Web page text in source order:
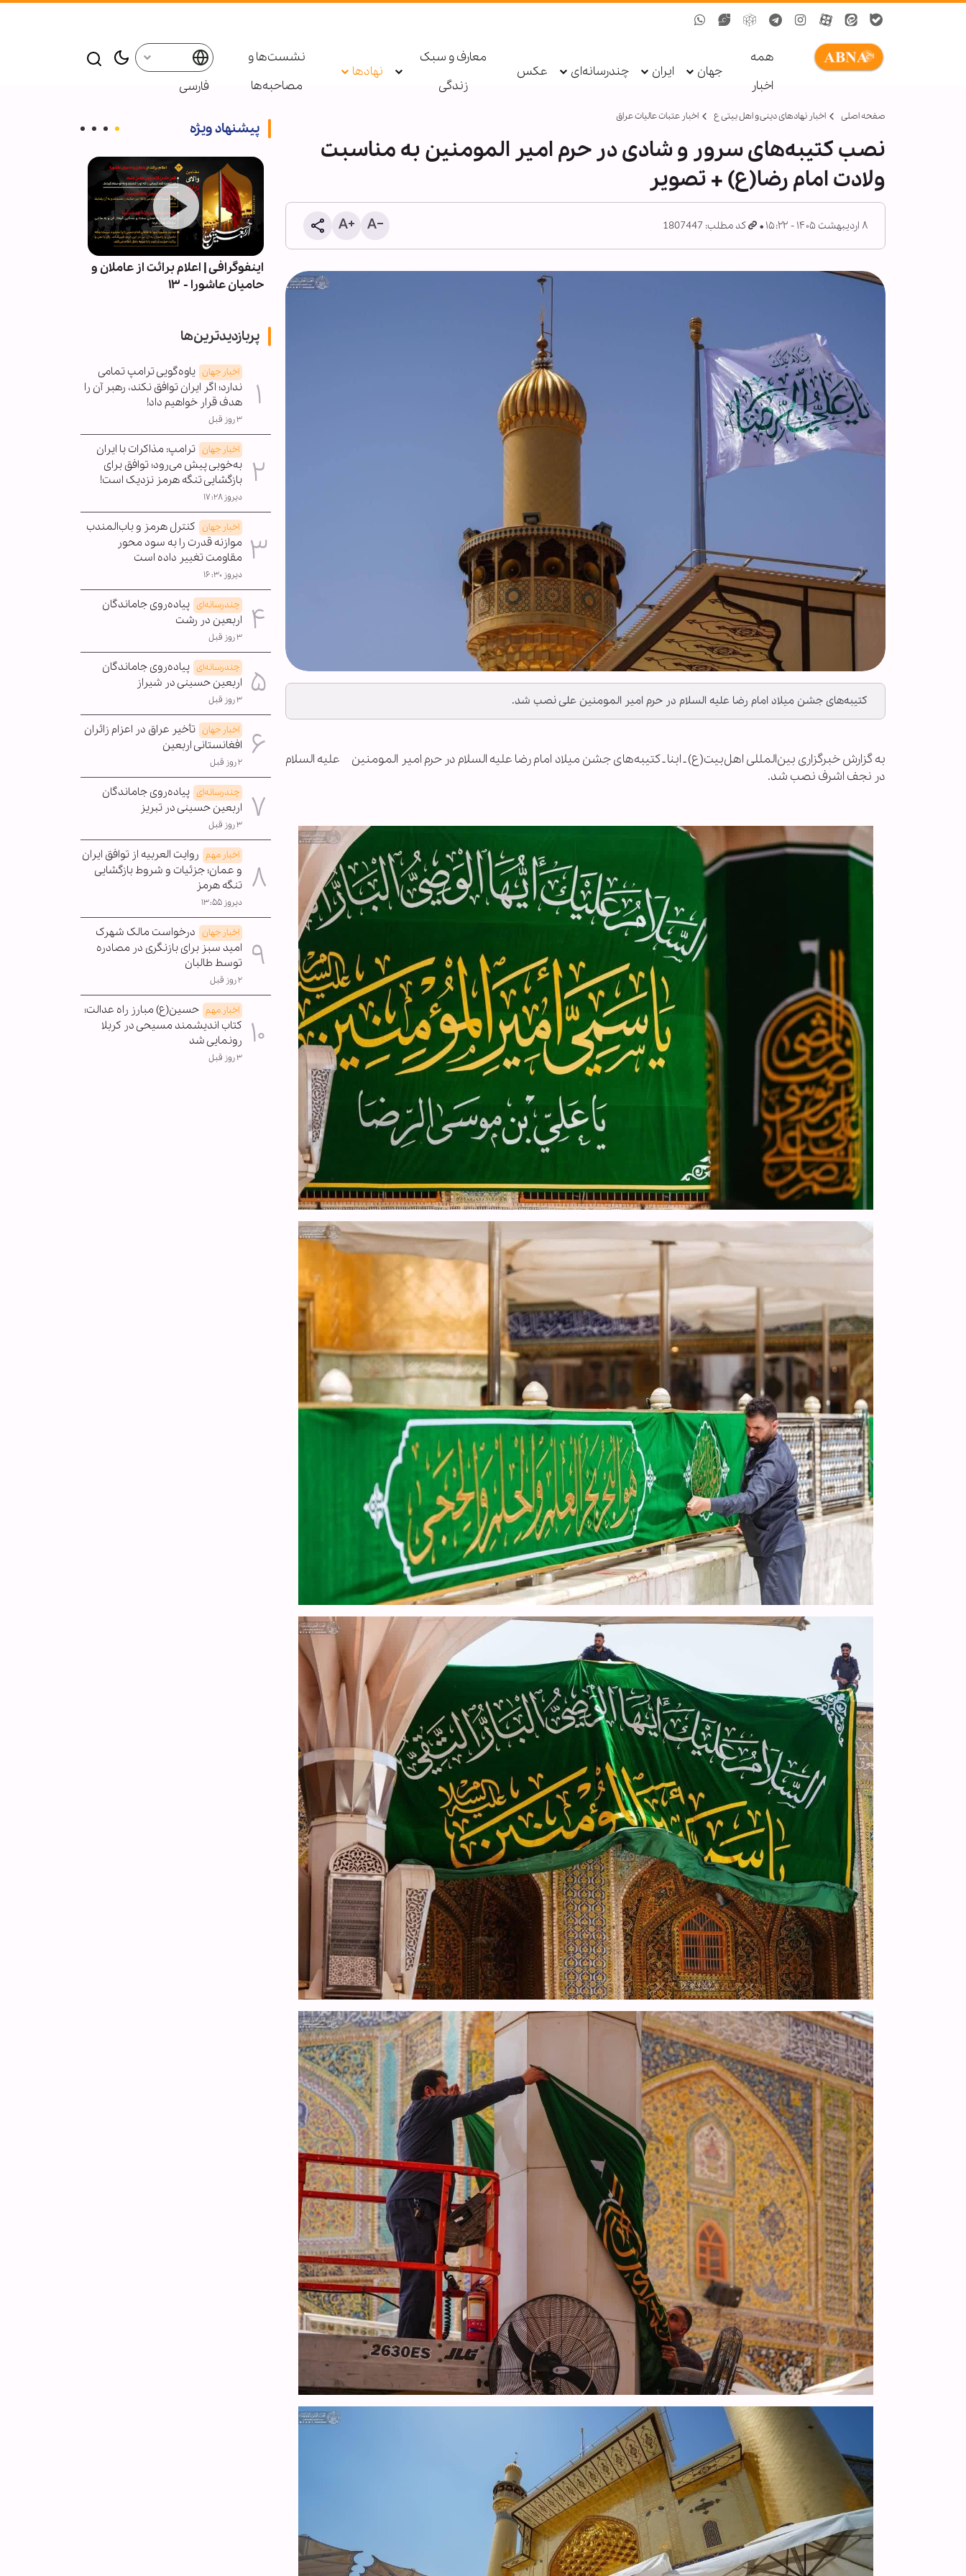
همه
اخبار
جهان ایران چندرسانه‌ای عکس
معارف و سبک
زندگی
نهادها
نشست‌ها و
مصاحبه‌ها
فارسی
صفحه اصلی اخبار نهادهای دینی و اهل بیتی ع اخبار عتبات عالیات عراق
نصب کتیبه‌های سرور و شادی در حرم امیر المومنین به مناسبت
ولادت امام رضا(ع) + تصویر
۸ اردیبهشت ۱۴۰۵ - ۱۵:۲۲ کد مطلب: 1807447
کتیبه‌های جشن میلاد امام رضا علیه السلام در حرم امیر المومنین علی نصب شد.
به گزارش خبرگزاری بین‌المللی اهل‌بیت(ع) ـ ابنا ـ کتیبه‌های جشن میلاد امام رضا علیه السلام در حرم امیر المومنین علیه السلام
در نجف اشرف نصب شد.
پیشنهاد ویژه
پادکست ابنا - روایت یک دهه | قلمِ
اینفوگرافی | اعلام برائت از عاملان و
اربعین در میان علویان ترکیه؛ از
آیین عاشورایی تا سیاست هویت
پربازدیدترین‌ها
اخبار جهان یاوه‌گویی ترامپ تمامی
ندارد؛ اگر ایران توافق نکند، رهبر آن را
هدف قرار خواهیم داد!
۳ روز قبل
اخبار جهان ترامپ: مذاکرات با ایران
به‌خوبی پیش می‌رود؛ توافق برای
بازگشایی تنگه هرمز نزدیک است!
دیروز ۱۷:۲۸
اخبار جهان کنترل هرمز و باب‌المندب
موازنه قدرت را به سود محور
مقاومت تغییر داده است
دیروز ۱۶:۳۰
چندرسانه‌ای پیاده‌روی جاماندگان
اربعین در رشت
۳ روز قبل
چندرسانه‌ای پیاده‌روی جاماندگان
اربعین حسینی در شیراز
۳ روز قبل
اخبار جهان تأخیر عراق در اعزام زائران
افغانستانی اربعین
۲ روز قبل
چندرسانه‌ای پیاده‌روی جاماندگان
اربعین حسینی در تبریز
۳ روز قبل
اخبار مهم روایت العربیه از توافق ایران
و عمان؛ جزئیات و شروط بازگشایی
تنگه هرمز
دیروز ۱۳:۵۵
اخبار جهان درخواست مالک شهرک
امید سبز برای بازنگری در مصادره
توسط طالبان
۲ روز قبل
اخبار مهم حسین(ع) مبارز راه عدالت؛
کتاب اندیشمند مسیحی در کربلا
رونمایی شد
۳ روز قبل